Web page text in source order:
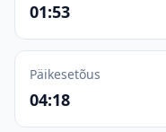
01:53
Päikesetõus
04:18